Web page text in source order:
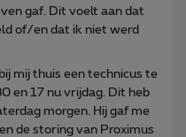
gaf. Dit voelt aan dat
of/en dat ik niet werd
mij thuis een technicus te
en 17 nu vrijdag. Dit heb
morgen. Hij gaf me
de storing van Proximus